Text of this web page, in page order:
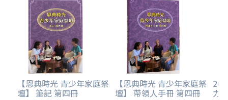
【恩典時光 青少年家庭祭
壇】 筆記 第四冊
【恩典時光 青少年家庭祭
壇】 帶領人手冊 第四冊 力